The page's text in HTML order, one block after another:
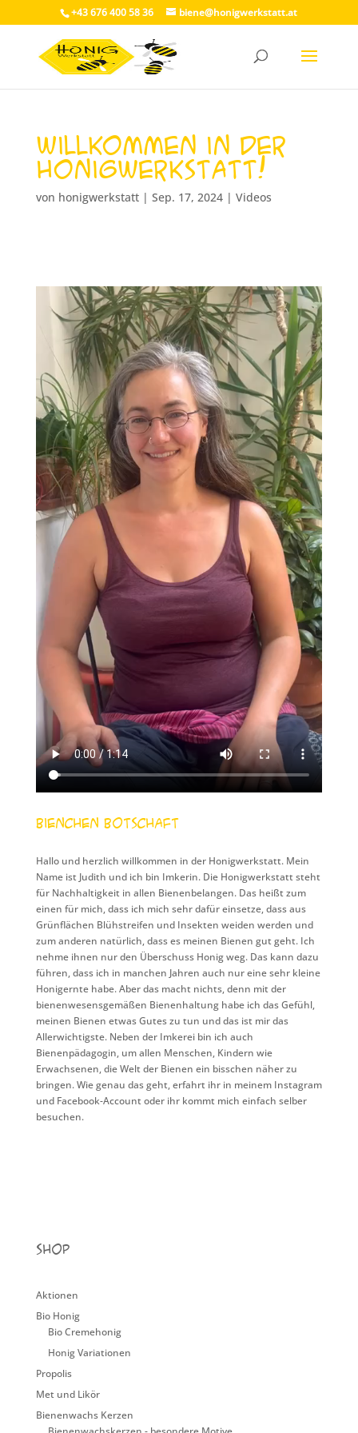
+43 676 400 58 36 biene@honigwerkstatt.at
Willkommen in der
Honigwerkstatt!
von honigwerkstatt| Sep. 17, 2024| Videos
Bienchen Botschaft
Hallo und herzlich willkommen in der Honigwerkstatt. Mein
Name ist Judith und ich bin Imkerin. Die Honigwerkstatt steht
für Nachhaltigkeit in allen Bienenbelangen. Das heißt zum
einen für mich, dass ich mich sehr dafür einsetze, dass aus
Grünflächen Blühstreifen und Insekten weiden werden und
zum anderen natürlich, dass es meinen Bienen gut geht. Ich
nehme ihnen nur den Überschuss Honig weg. Das kann dazu
führen, dass ich in manchen Jahren auch nur eine sehr kleine
Honigernte habe. Aber das macht nichts, denn mit der
bienenwesensgemäßen Bienenhaltung habe ich das Gefühl,
meinen Bienen etwas Gutes zu tun und das ist mir das
Allerwichtigste. Neben der Imkerei bin ich auch
Bienenpädagogin, um allen Menschen, Kindern wie
Erwachsenen, die Welt der Bienen ein bisschen näher zu
bringen. Wie genau das geht, erfahrt ihr in meinem Instagram
und Facebook-Account oder ihr kommt mich einfach selber
besuchen.
Shop
Aktionen
Bio Honig
Bio Cremehonig
Honig Variationen
Propolis
Met und Likör
Bienenwachs Kerzen